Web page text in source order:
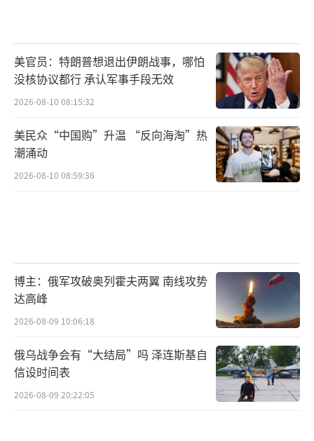
美官员：特朗普想退出伊朗战事，哪怕
没核协议都行 承认军事手段无效
2026-08-10 08:15:32
美民众“中国购”升温 “反向海淘”热
潮涌动
2026-08-10 08:59:36
博主：俄军攻破奥列霍夫两翼 南线攻势
达高峰
2026-08-09 10:06:18
俄乌战争会有“大结局”吗 泽连斯基自
信设时间表
2026-08-09 20:22:05